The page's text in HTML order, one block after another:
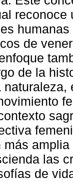
de
de la
más
las
de